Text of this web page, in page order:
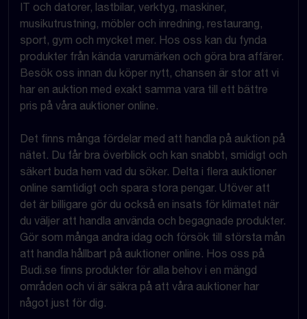
IT och datorer, lastbilar, verktyg, maskiner,
musikutrustning, möbler och inredning, restaurang,
sport, gym och mycket mer. Hos oss kan du fynda
produkter från kända varumärken och göra bra affärer.
Besök oss innan du köper nytt, chansen är stor att vi
har en auktion med exakt samma vara till ett bättre
pris på våra auktioner online.
Det finns många fördelar med att handla på auktion på
nätet. Du får bra överblick och kan snabbt, smidigt och
säkert buda hem vad du söker. Delta i flera auktioner
online samtidigt och spara stora pengar. Utöver att
det är billigare gör du också en insats för klimatet när
du väljer att handla använda och begagnade produkter.
Gör som många andra idag och försök till största mån
att handla hållbart på auktioner online. Hos oss på
Budi.se finns produkter för alla behov i en mängd
områden och vi är säkra på att våra auktioner har
något just för dig.